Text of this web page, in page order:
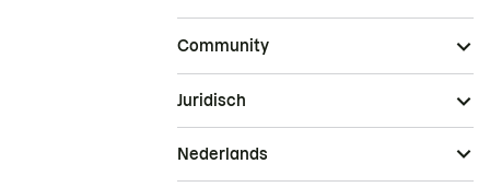
Community
Juridisch
Nederlands